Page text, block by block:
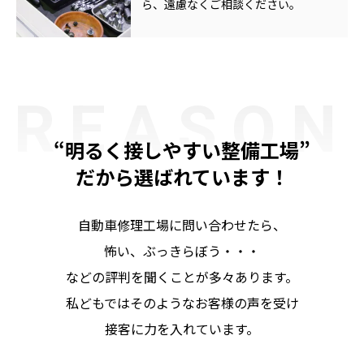
ら、遠慮なくご相談ください。
“明るく接しやすい整備工場”
だから選ばれています！
REASON
自動車修理工場に問い合わせたら、
怖い、ぶっきらぼう・・・
などの評判を聞くことが多々あります。
私どもではそのようなお客様の声を受け
接客に力を入れています。